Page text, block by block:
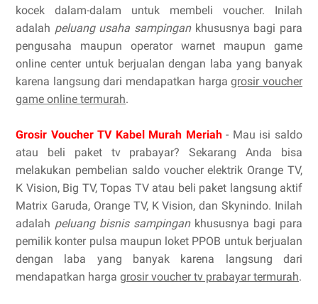
kocek dalam-dalam untuk membeli voucher. Inilah
adalah peluang usaha sampingankhususnya bagi para
pengusaha maupun operator warnet maupun game
online center untuk berjualan dengan laba yang banyak
karena langsung dari mendapatkan hargagrosir voucher
game online termurah.
Grosir Voucher TV Kabel Murah Meriah- Mau isi saldo
atau beli paket tv prabayar? Sekarang Anda bisa
melakukan pembelian saldo voucher elektrik Orange TV,
K Vision, Big TV, Topas TV atau beli paket langsung aktif
Matrix Garuda, Orange TV, K Vision, dan Skynindo. Inilah
adalah peluang bisnis sampingankhususnya bagi para
pemilik konter pulsa maupun loket PPOB untuk berjualan
dengan laba yang banyak karena langsung dari
mendapatkan harga grosir voucher tv prabayar termurah.